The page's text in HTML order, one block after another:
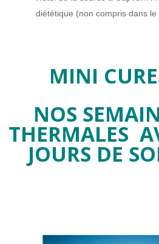
diététique (non compris dans le
MINI
NOS
THERMALES
JOURS DE